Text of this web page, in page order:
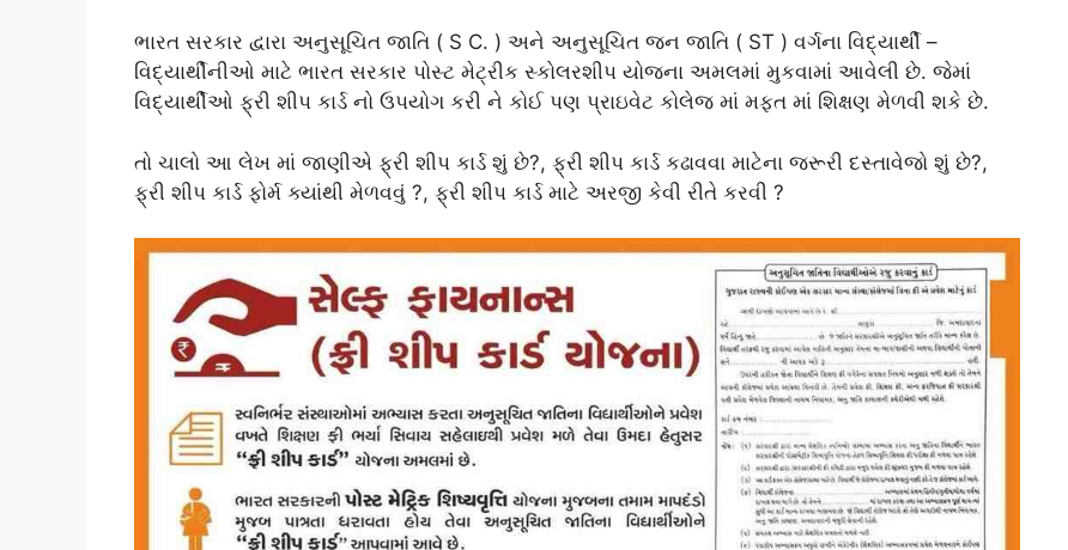
ભારત સરકાર દ્વારા અનુસૂચિત જાતિ ( S C. ) અને અનુસૂચિત જન જાતિ ( ST ) વર્ગના વિદ્યાર્થી –
વિદ્યાર્થીનીઓ માટે ભારત સરકાર પોસ્ટ મેટ્રીક સ્કોલરશીપ યોજના અમલમાં મુકવામાં આવેલી છે. જેમાં
વિદ્યાર્થીઓ ફ્રી શીપ કાર્ડ નો ઉપયોગ કરી ને કોઈ પણ પ્રાઇવેટ કોલેજ માં મફત માં શિક્ષણ મેળવી શકે છે.
તો ચાલો આ લેખ માં જાણીએ ફ્રી શીપ કાર્ડ શું છે?, ફ્રી શીપ કાર્ડ કઢાવવા માટેના જરૂરી દસ્તાવેજો શું છે?,
ફ્રી શીપ કાર્ડ ફોર્મ ક્યાંથી મેળવવું ?, ફ્રી શીપ કાર્ડ માટે અરજી કેવી રીતે કરવી ?